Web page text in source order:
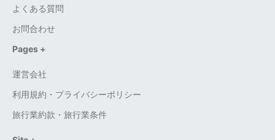
よくある質問
お問合わせ
Pages +
運営会社
利用規約・プライバシーポリシー
旅行業約款・旅行業条件